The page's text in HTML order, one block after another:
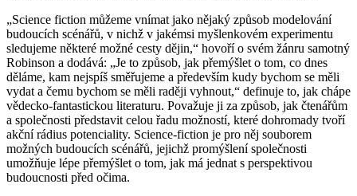
„Science fiction můžeme vnímat jako nějaký způsob modelování
budoucích scénářů, v nichž v jakémsi myšlenkovém experimentu
sledujeme některé možné cesty dějin,“ hovoří o svém žánru samotný
Robinson a dodává: „Je to způsob, jak přemýšlet o tom, co dnes
děláme, kam nejspíš směřujeme a především kudy bychom se měli
vydat a čemu bychom se měli raději vyhnout,“ definuje to, jak chápe
vědecko-fantastickou literaturu. Považuje ji za způsob, jak čtenářům
a společnosti představit celou řadu možností, které dohromady tvoří
akční rádius potenciality. Science-fiction je pro něj souborem
možných budoucích scénářů, jejichž promýšlení společnosti
umožňuje lépe přemýšlet o tom, jak má jednat s perspektivou
budoucnosti před očima.